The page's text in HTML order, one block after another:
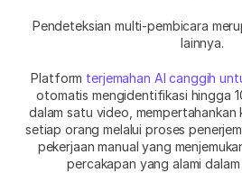
Pendeteksian multi-pembicara
lainnya.
Platform terjemahan AI canggih
otomatis mengidentifikasi hingga
dalam satu video, mempertahankan
setiap orang melalui proses
pekerjaan manual yang
percakapan yang alami